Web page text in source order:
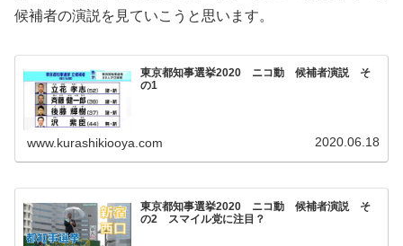
候補者の演説を見ていこうと思います。
東京都知事選挙2020 ニコ動 候補者演説 そ
の1
www.kurashikiooya.com 2020.06.18
東京都知事選挙2020 ニコ動 候補者演説 そ
の2 スマイル党に注目？